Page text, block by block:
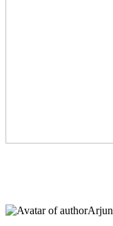
Arjun